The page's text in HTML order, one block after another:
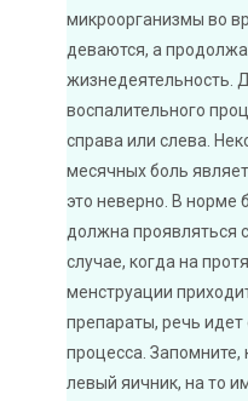
микроорганизмы во
деваются, а
жизнедеятельность.
воспалительного
справа или слева.
месячных боль
это неверно. В норме
должна проявляться
случае, когда на
менструации
препараты, речь идет
процесса. Запомните,
левый яичник, на то